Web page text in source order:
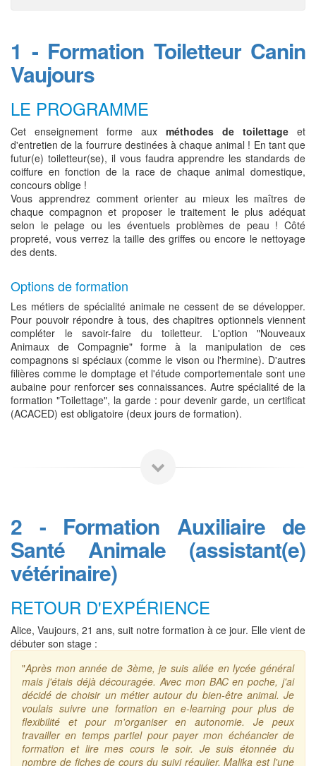
1 - Formation Toiletteur Canin
Vaujours
LE PROGRAMME
Cet enseignement forme aux méthodes de toilettage et
d'entretien de la fourrure destinées à chaque animal ! En tant que
futur(e) toiletteur(se), il vous faudra apprendre les standards de
coiffure en fonction de la race de chaque animal domestique,
concours oblige !
Vous apprendrez comment orienter au mieux les maîtres de
chaque compagnon et proposer le traitement le plus adéquat
selon le pelage ou les éventuels problèmes de peau ! Côté
propreté, vous verrez la taille des griffes ou encore le nettoyage
des dents.
Options de formation
Les métiers de spécialité animale ne cessent de se développer.
Pour pouvoir répondre à tous, des chapitres optionnels viennent
compléter le savoir-faire du toiletteur. L'option "Nouveaux
Animaux de Compagnie" forme à la manipulation de ces
compagnons si spéciaux (comme le vison ou l'hermine). D'autres
filières comme le domptage et l'étude comportementale sont une
aubaine pour renforcer ses connaissances. Autre spécialité de la
formation "Toilettage", la garde : pour devenir garde, un certificat
(ACACED) est obligatoire (deux jours de formation).
2 - Formation Auxiliaire de
Santé Animale (assistant(e)
vétérinaire)
RETOUR D'EXPÉRIENCE
Alice, Vaujours, 21 ans, suit notre formation à ce jour. Elle vient de
débuter son stage :
"Après mon année de 3ème, je suis allée en lycée général
mais j'étais déjà découragée. Avec mon BAC en poche, j'ai
décidé de choisir un métier autour du bien-être animal. Je
voulais suivre une formation en e-learning pour plus de
flexibilité et pour m'organiser en autonomie. Je peux
travailler en temps partiel pour payer mon échéancier de
formation et lire mes cours le soir. Je suis étonnée du
nombre de fiches de cours du suivi régulier. Malika est l'une